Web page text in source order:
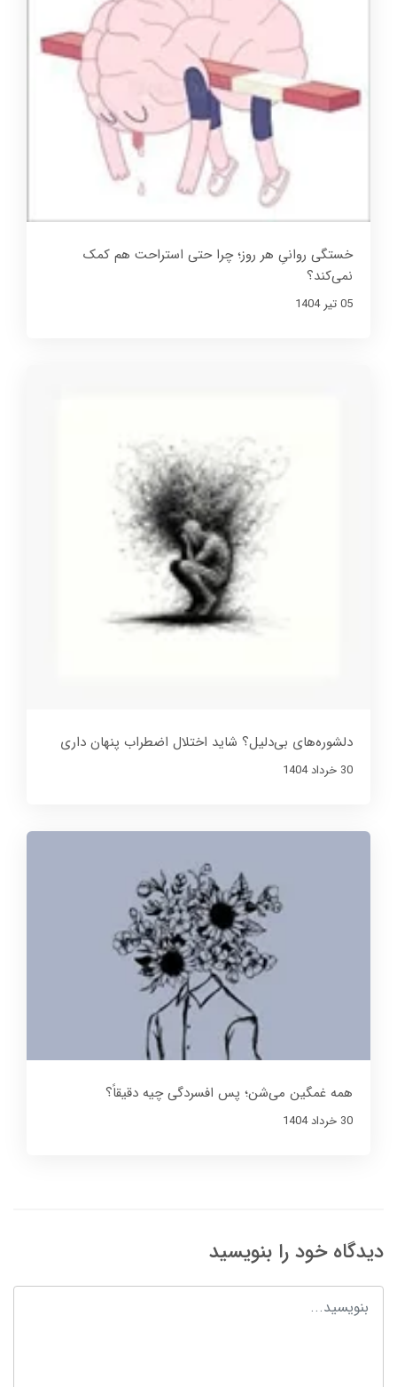
خستگی روانیِ هر روز؛ چرا حتی استراحت هم کمک
نمی‌کند؟
05 تير 1404
دلشوره‌های بی‌دلیل؟ شاید اختلال اضطراب پنهان داری
30 خرداد 1404
همه غمگین می‌شن؛ پس افسردگی چیه دقیقاً؟
30 خرداد 1404
دیدگاه خود را بنویسید